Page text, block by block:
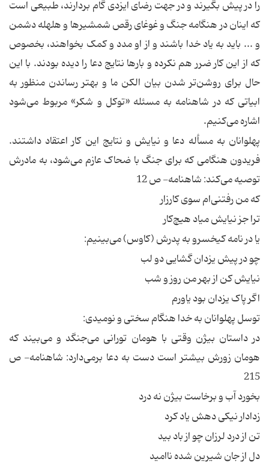
را در پیش بگیرند و در جهت رضای ایزدی گام بردارند، طبیعی است
که اینان در هنگامه جنگ و غوغای رقص شمشیرها و هلهله دشمن
و ... باید به یاد خدا باشند و از او مدد و کمک بخواهند، بخصوص
که از این کار ضرر هم نکرده و بارها نتایج دعا را دیده بودند. با این
حال برای روشن‌تر شدن بیان الکن ما و بهتر رساندن منظور به
ابیاتی که در شاهنامه به مسئله «توکل و شکر» مربوط می‌شود
اشاره می‌کنیم.
پهلوانان به مسأله دعا و نیایش و نتایج این کار اعتقاد داشتند.
فریدون هنگامی که برای جنگ با ضحاک عازم می‌شود، به مادرش
توصیه می‌کند: شاهنامه- ص 12
که من رفتنی‌ام سوی کارزار
ترا جز نیایش میاد هیچ‌کار
یا در نامه کیخسرو به پدرش (کاوس) می‌بینیم:
چو در پیش یزدان گشایی دو لب
نیایش کن از بهر من روز و شب
اگر پاک یزدان بود یاورم
توسل پهلوانان به خدا هنگام سختی و نومیدی:
در داستان بیژن وقتی با هومان تورانی می‌‌جنگد و می‌بیند که
هومان زورش بیشتر است دست به دعا برمی‌دارد: شاهنامه- ص
215
بخورد آب و برخاست بیژن نه درد
زدادار نیکی دهش یاد کرد
تن از درد لرزان چو از باد بید
دل از جان شیرین شده ناامید